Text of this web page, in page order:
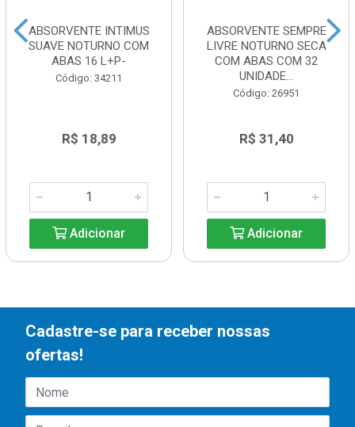
ABSORVENTE INTIMUS
SUAVE NOTURNO COM
ABAS 16 L+P-
Código: 34211
R$ 18,89
Adicionar
ABSORVENTE SEMPRE
LIVRE NOTURNO SECA
COM ABAS COM 32
UNIDADE...
Código: 26951
R$ 31,40
Adicionar
Cadastre-se para receber nossas
ofertas!